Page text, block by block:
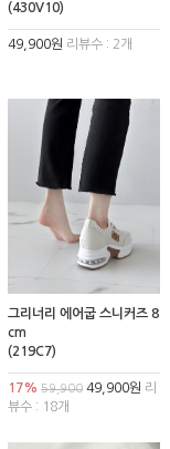
(430V10)
49,900원 리뷰수 : 2개
그리너리 에어굽 스니커즈 8
cm
(219C7)
17% 59,900 49,900원 리
뷰수 : 18개